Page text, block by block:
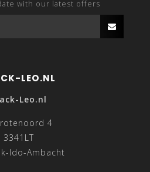
with our latest offers
LEO.NL
Leo.nl
4
3341LT
Ido-Ambacht